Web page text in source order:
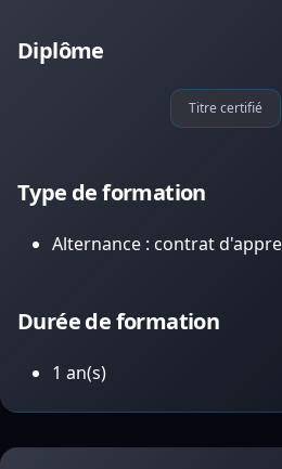
Diplôme
Titre certifié
Type de formation
Alternance : contrat
Durée de formation
1 an(s)